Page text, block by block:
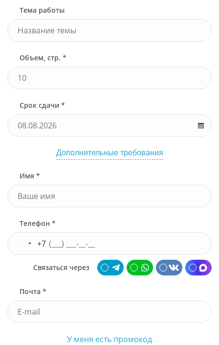
Тема работы
Объем, стр. *
Срок сдачи *
Дополнительные требования
Имя *
Телефон *
+7
Связаться через
Почта *
У меня есть промокод